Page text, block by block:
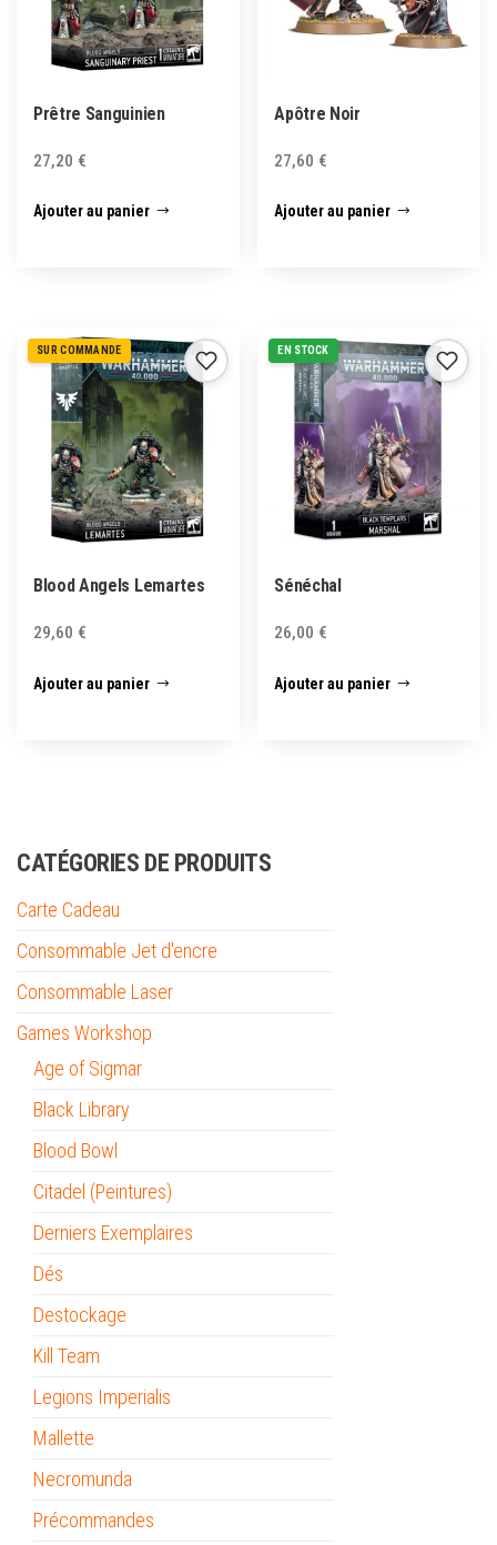
Prêtre Sanguinien
27,20 €
Ajouter au panier
Apôtre Noir
27,60 €
Ajouter au panier
SUR COMMANDE
Blood Angels Lemartes
29,60 €
Ajouter au panier
EN STOCK
Sénéchal
26,00 €
Ajouter au panier
CATÉGORIES DE PRODUITS
Carte Cadeau
Consommable Jet d'encre
Consommable Laser
Games Workshop
Age of Sigmar
Black Library
Blood Bowl
Citadel (Peintures)
Derniers Exemplaires
Dés
Destockage
Kill Team
Legions Imperialis
Mallette
Necromunda
Précommandes